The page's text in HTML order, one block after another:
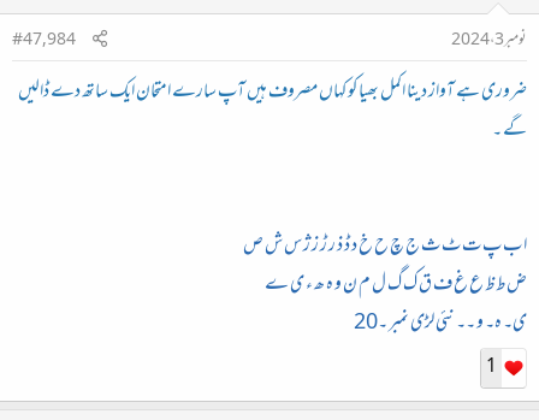
نومبر 3، 2024
#47,984
ضروری ہے آواز دینا اکمل بھیا کو کہاں مصروف ہیں آپ سارے امتحان ایک ساتھ دے ڈالیں
گے ۔
ا ب پ ت ٹ ث ج چ ح خ د ڈ ذ‌ ر‌ ڑ ز ژ س ش ص
ض ط‌ ظ ع غ ف ق ک گ ل م ن و ہ ھ ء ی ے
ی۔ ہ۔ و ۔۔ نئی لڑی نمبر ۔20
1